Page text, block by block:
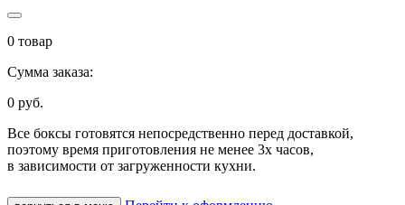
0 товар
Сумма заказа:
0 руб.
Все боксы готовятся непосредственно перед доставкой,
поэтому время приготовления не менее 3х часов,
в зависимости от загруженности кухни.